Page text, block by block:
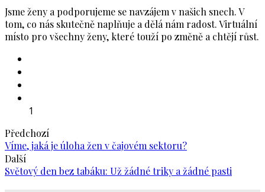
Jsme ženy a podporujeme se navzájem v našich snech. V
tom, co nás skutečně naplňuje a dělá nám radost. Virtuální
místo pro všechny ženy, které touží po změně a chtějí růst.
1
Předchozí
Víme, jaká je úloha žen v čajovém sektoru?
Další
Světový den bez tabáku: Už žádné triky a žádné pasti